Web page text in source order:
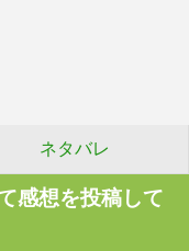
ネタバレ
感想を投稿して